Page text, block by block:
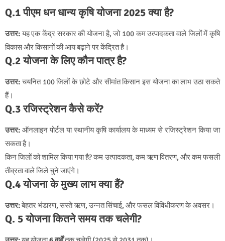
Q.1 पीएम धन धान्य कृषि योजना 2025 क्या है?
उत्तर:यह एक केंद्र सरकार की योजना है, जो 100 कम उत्पादकता वाले जिलों में कृषि
विकास और किसानों की आय बढ़ाने पर केंद्रित है।
Q.2 योजना के लिए कौन पात्र है?
उत्तर:चयनित 100 जिलों के छोटे और सीमांत किसान इस योजना का लाभ उठा सकते
हैं।
Q.3 रजिस्ट्रेशन कैसे करें?
उत्तर: ऑनलाइन पोर्टल या स्थानीय कृषि कार्यालय के माध्यम से रजिस्ट्रेशन किया जा
सकता है।
किन जिलों को शामिल किया गया है? कम उत्पादकता, कम ऋण वितरण, और कम फसली
तीव्रता वाले जिले चुने जाएंगे।
Q.4 योजना के मुख्य लाभ क्या हैं?
उत्तर:बेहतर भंडारण, सस्ते ऋण, उन्नत सिंचाई, और फसल विविधीकरण के अवसर।
Q. 5 योजना कितने समय तक चलेगी?